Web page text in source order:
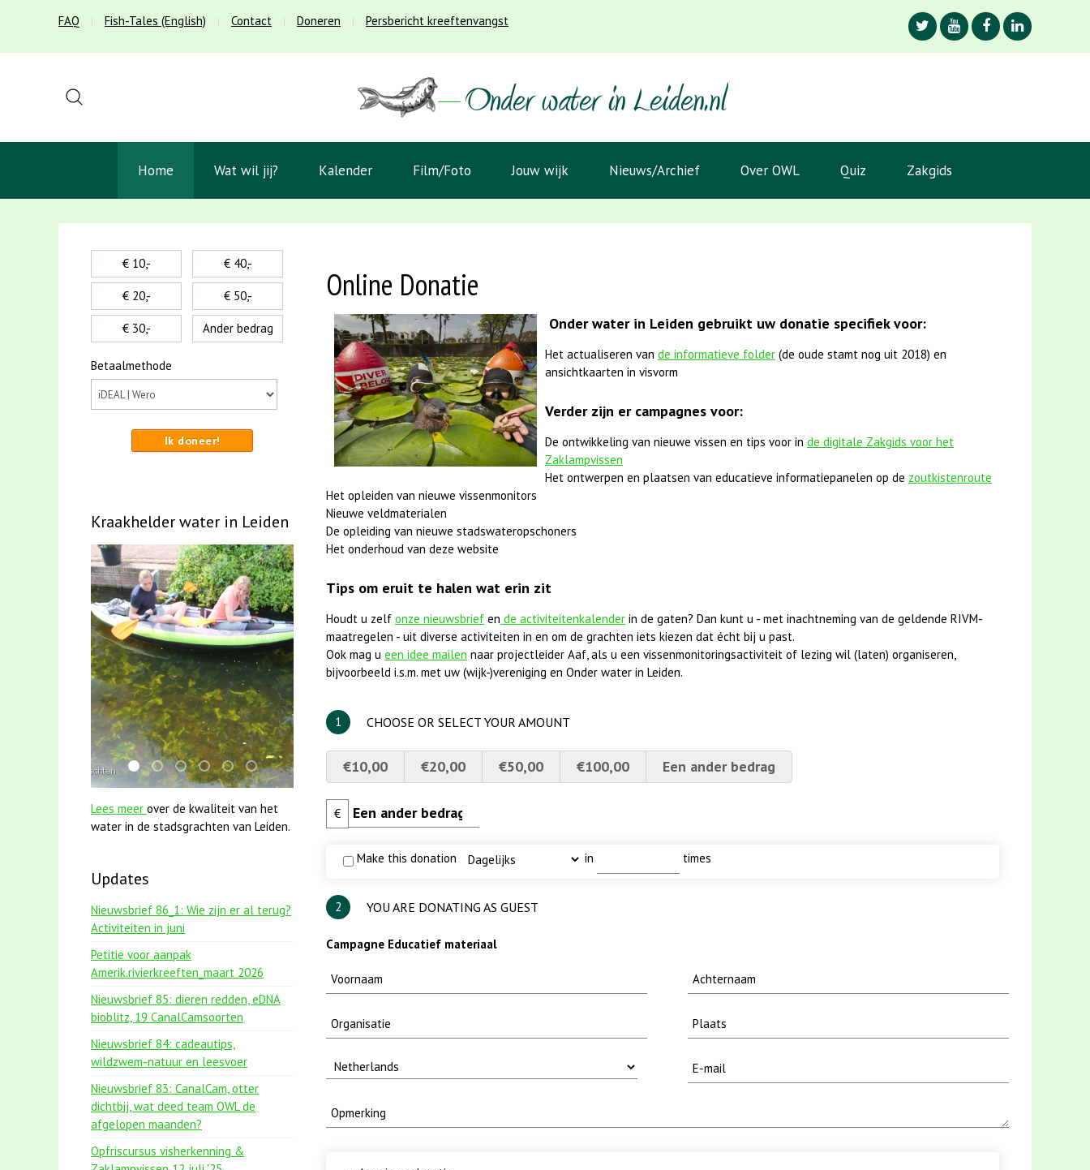
FAQ Fish-Tales (English) Contact Doneren Persbericht kreeftenvangst
Home Wat wil jij? Kalender Film/Foto Jouw wijk Nieuws/Archief Over OWL Quiz Zakgids
Online Donatie
Onder water in Leiden gebruikt uw donatie specifiek voor:
Het actualiseren van de informatieve folder (de oude stamt nog uit 2018) en
ansichtkaarten in visvorm
Verder zijn er campagnes voor:
De ontwikkeling van nieuwe vissen en tips voor in de digitale Zakgids voor het
Zaklampvissen
Het ontwerpen en plaatsen van educatieve informatiepanelen op de zoutkistenroute
Het opleiden van nieuwe vissenmonitors
Nieuwe veldmaterialen
De opleiding van nieuwe stadswateropschoners
Het onderhoud van deze website
Tips om eruit te halen wat erin zit
Houdt u zelf onze nieuwsbrief en de activiteitenkalender in de gaten? Dan kunt u - met inachtneming van de geldende RIVM-
maatregelen - uit diverse activiteiten in en om de grachten iets kiezen dat écht bij u past.
Ook mag u een idee mailen naar projectleider Aaf, als u een vissenmonitoringsactiviteit of lezing wil (laten) organiseren,
bijvoorbeeld i.s.m. met uw (wijk-)vereniging en Onder water in Leiden.
1 CHOOSE OR SELECT YOUR AMOUNT
€10,00 €20,00 €50,00 €100,00 Een ander bedrag
€
Make this donation in times
2 YOU ARE DONATING AS GUEST
Campagne Educatief materiaal
€ 10,-
€ 20,-
€ 30,-
€ 40,-
€ 50,-
Ander bedrag
Betaalmethode
Ik doneer!
Kraakhelder water in Leiden
mei2021 1 snoekje elly
mei2021 watervogelmethode fuut met baars
jun2021 28 brasem en rietvoorns 4a verscherpt
smoelenboek fifi en karper nieuwsbrief-
karper met kattenklimtouw
jun2021 zaklv 5 snoekje MOOI
Lees meer over de kwaliteit van het
water in de stadsgrachten van Leiden.
Updates
Nieuwsbrief 86_1: Wie zijn er al terug?
Activiteiten in juni
Petitie voor aanpak
Amerik.rivierkreeften_maart 2026
Nieuwsbrief 85: dieren redden, eDNA
bioblitz, 19 CanalCamsoorten
Nieuwsbrief 84: cadeautips,
wildzwem-natuur en leesvoer
Nieuwsbrief 83: CanalCam, otter
dichtbij, wat deed team OWL de
afgelopen maanden?
Opfriscursus visherkenning &